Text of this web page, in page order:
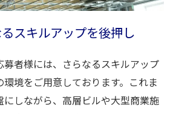
スキルアップを後押し
者様には、さらなるスキルアップ
境をご用意しております。これま
にしながら、高層ビルや大型商業施